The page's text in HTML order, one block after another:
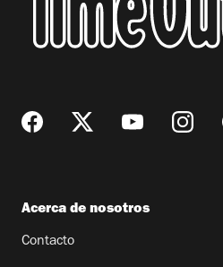
Acerca de nosotros
Contacto